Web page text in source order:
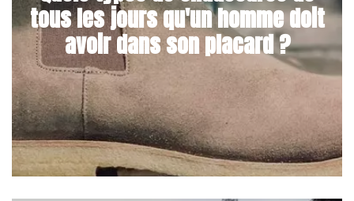
tous les jours qu'un homme doit
avoir dans son placard ?